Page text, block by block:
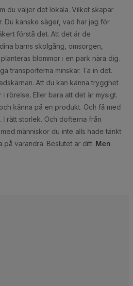
du väljer det lokala. Vilket skapar
Du kanske säger, vad har jag för
förstå det. Att det är de
barns skolgång, omsorgen,
blommor i en park nära dig.
transporterna minskar. Ta in det.
Att du kan känna trygghet
rörelse. Eller bara att det är mysigt.
känna på en produkt. Och få med
I rätt storlek. Och dofterna från
människor du inte alls hade tänkt
på varandra. Beslutet är ditt. Men